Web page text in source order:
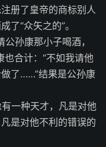
册了皇帝的商标别人
了“众矢之的”。
孙康那小子喝酒，
也合计：“不如我请他
了……”结果是公孙康
一种天才，凡是对他
是对他不利的错误的